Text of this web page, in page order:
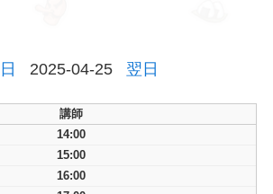
2025-04-25 翌日
講師
14:00
15:00
16:00